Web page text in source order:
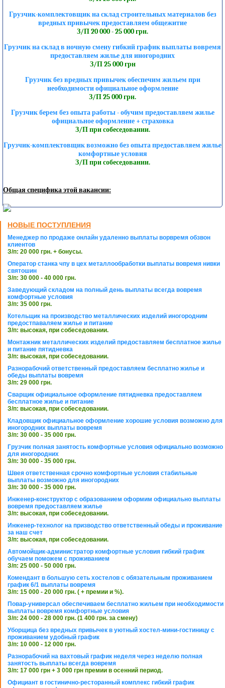
Грузчик-комплектовщик на склад строительных материалов без
вредных привычек предоставляем общежитие
З/П 20 000 - 25 000 грн.
Грузчик на склад в ночную смену гибкий график выплаты вовремя
предоставляем жилье для иногородних
З/П 25 000 грн
Грузчик без вредных привычек обеспечим жильем при
необходимости официальное оформление
З/П 25 000 грн.
Грузчик берем без опыта работы - обучим предоставляем жилье
официальное оформление + страховка
З/П при собеседовании.
Грузчик-комплектовщик возможно без опыта предоставляем жилье
комфортные условия
З/П при собеседовании.
Общая специфика этой вакансии:
НОВЫЕ ПОСТУПЛЕНИЯ
Менеджер по продаже онлайн удаленно выплаты ворвремя обзвон
клиентов
З/п: 20 000 грн. + бонусы.
Оператор станка чпу в цех металлообработки выплаты вовремя нивки
святошин
З/п: 30 000 - 40 000 грн.
Заведующий складом на полный день выплаты всегда вовремя
комфортные условия
З/п: 35 000 грн.
Котельщик на производство металлических изделий иногородним
предостпаваляем жилье и питание
З/п: высокая, при собеседовании.
Монтажник металлических изделий предоставляем бесплатное жилье
и питание пятидневка
З/п: высокая, при собеседовании.
Разнорабочий ответственный предоставляем бесплатно жилье и
обеды выплаты вовремя
З/п: 29 000 грн.
Сварщик официальное оформление пятидневка предоставляем
бесплатное жилье и питание
З/п: высокая, при собеседовании.
Кладовщик официальное оформление хорошие условия возможно для
иногородних выплаты вовремя
З/п: 30 000 - 35 000 грн.
Грузчик полная занятость комфортные условия официально возможно
для иногородних
З/п: 30 000 - 35 000 грн.
Швея ответственная срочно комфортные условия стабильные
выплаты возможно для иногородних
З/п: 30 000 - 35 000 грн.
Инженер-конструктор с образованием оформим официально выплаты
вовремя предоставляем жилье
З/п: высокая, при собеседовании.
Инженер-технолог на призводство ответственный обеды и проживание
за наш счет
З/п: высокая, при собеседовании.
Автомойщик-администратор комфортные условия гибкий график
обучаем поможем с проживанием
З/п: 25 000 - 50 000 грн.
Комендант в большую сеть хостелов с обязательным проживанием
график 6/1 выплаты вовремя
З/п: 15 000 - 20 000 грн. ( + премии и %).
Повар-универсал обеспечиваем бесплатно жильем при необходимости
выплаты вовремя комфортные условия
З/п: 24 000 - 28 000 грн. (1 400 грн. за смену)
Уборщица без вредных привычек в уютный хостел-мини-гостиницу с
проживанием удобный график
З/п: 10 000 - 12 000 грн.
Разнорабочий на вахтовый график неделя через неделю полная
занятость выплаты всегда вовремя
З/п: 17 000 грн + 3 000 грн премии в осенний период.
Официант в гостинично-ресторанный комплекс гибкий график